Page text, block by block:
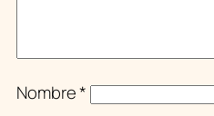
Nombre*